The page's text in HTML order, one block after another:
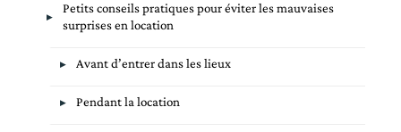
Petits conseils pratiques pour éviter les mauvaises
surprises en location
Avant d’entrer dans les lieux
Pendant la location